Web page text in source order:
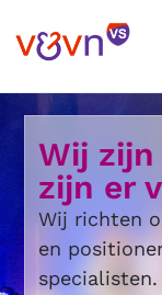
Wij zijn
zijn er
Wij richten
en